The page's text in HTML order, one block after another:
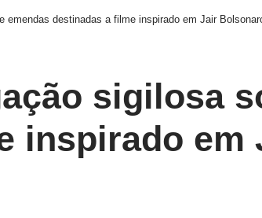
emendas destinadas a filme inspirado em Jair
sigilosa
inspirado em